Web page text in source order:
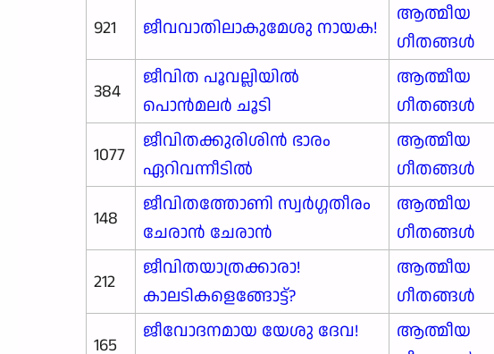
921
ജീവവാതിലാകുമേശു നായക!
ആത്മീയ
ഗീതങ്ങൾ
384
ജീവിത പൂവല്ലിയിൽ
പൊൻമലർ ചൂടി
ആത്മീയ
ഗീതങ്ങൾ
1077
ജീവിതക്കുരിശിൻ ഭാരം
ഏറിവന്നീടിൽ
ആത്മീയ
ഗീതങ്ങൾ
148
ജീവിതത്തോണി സ്വർഗ്ഗതീരം
ചേരാൻ ചേരാൻ
ആത്മീയ
ഗീതങ്ങൾ
212
ജീവിതയാത്രക്കാരാ!
കാലടികളെങ്ങോട്ട്?
ആത്മീയ
ഗീതങ്ങൾ
165
ജീവോദനമായ യേശു ദേവ!
ആത്മീയ